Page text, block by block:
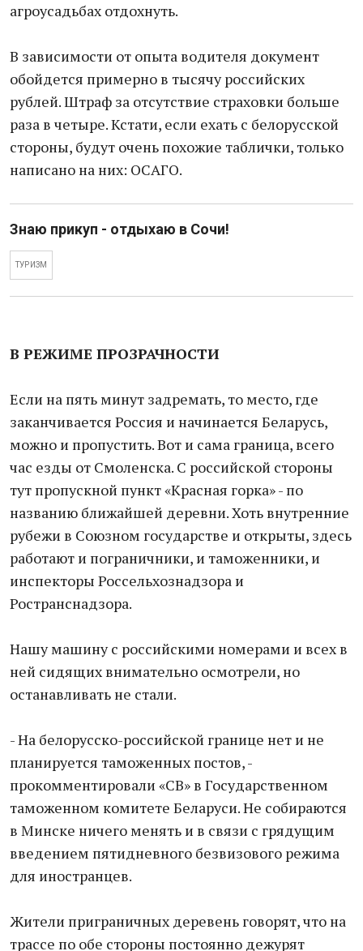
агроусадьбах отдохнуть.
В зависимости от опыта водителя документ
обойдется примерно в тысячу российских
рублей. Штраф за отсутствие страховки больше
раза в четыре. Кстати, если ехать с белорусской
стороны, будут очень похожие таблички, только
написано на них: ОСАГО.
Знаю прикуп - отдыхаю в Сочи!
ТУРИЗМ
В РЕЖИМЕ ПРОЗРАЧНОСТИ
Если на пять минут задремать, то место, где
заканчивается Россия и начинается Беларусь,
можно и пропустить. Вот и сама граница, всего
час езды от Смоленска. С российской стороны
тут пропускной пункт «Красная горка» - по
названию ближайшей деревни. Хоть внутренние
рубежи в Союзном государстве и открыты, здесь
работают и пограничники, и таможенники, и
инспекторы Россельхознадзора и
Ространснадзора.
Нашу машину с российскими номерами и всех в
ней сидящих внимательно осмотрели, но
останавливать не стали.
- На белорусско-российской границе нет и не
планируется таможенных постов, -
прокомментировали «СВ» в Государственном
таможенном комитете Беларуси. Не собираются
в Минске ничего менять и в связи с грядущим
введением пятидневного безвизового режима
для иностранцев.
Жители приграничных деревень говорят, что на
трассе по обе стороны постоянно дежурят